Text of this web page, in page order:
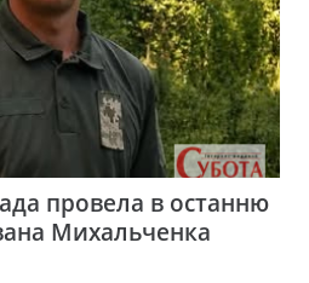
провела в останню
Михальченка